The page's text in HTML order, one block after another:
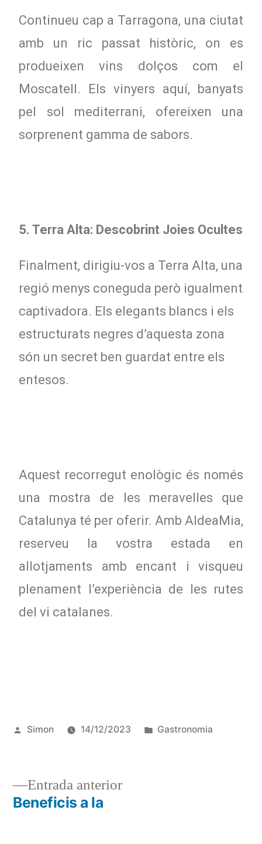
Continueu cap a Tarragona, una ciutat
amb un ric passat històric, on es
produeixen vins dolços com el
Moscatell. Els vinyers aquí, banyats
pel sol mediterrani, ofereixen una
sorprenent gamma de sabors.
5. Terra Alta: Descobrint Joies Ocultes
Finalment, dirigiu-vos a Terra Alta, una
regió menys coneguda però igualment
captivadora. Els elegants blancs i els
estructurats negres d’aquesta zona
són un secret ben guardat entre els
entesos.
Aquest recorregut enològic és només
una mostra de les meravelles que
Catalunya té per oferir. Amb AldeaMia,
reserveu la vostra estada en
allotjaments amb encant i visqueu
plenament l’experiència de les rutes
del vi catalanes.
Simon 14/12/2023 Gastronomia
Entrada anterior
Beneficis a la